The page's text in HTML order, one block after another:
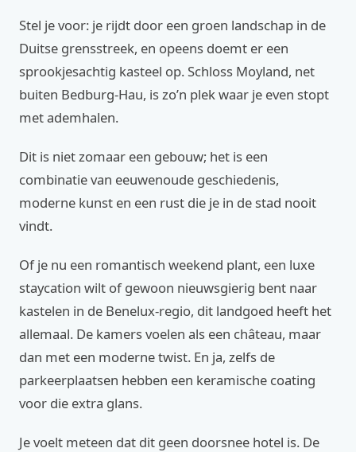
Stel je voor: je rijdt door een groen landschap in de
Duitse grensstreek, en opeens doemt er een
sprookjesachtig kasteel op. Schloss Moyland, net
buiten Bedburg-Hau, is zo’n plek waar je even stopt
met ademhalen.
Dit is niet zomaar een gebouw; het is een
combinatie van eeuwenoude geschiedenis,
moderne kunst en een rust die je in de stad nooit
vindt.
Of je nu een romantisch weekend plant, een luxe
staycation wilt of gewoon nieuwsgierig bent naar
kastelen in de Benelux-regio, dit landgoed heeft het
allemaal. De kamers voelen als een château, maar
dan met een moderne twist. En ja, zelfs de
parkeerplaatsen hebben een keramische coating
voor die extra glans.
Je voelt meteen dat dit geen doorsnee hotel is. De